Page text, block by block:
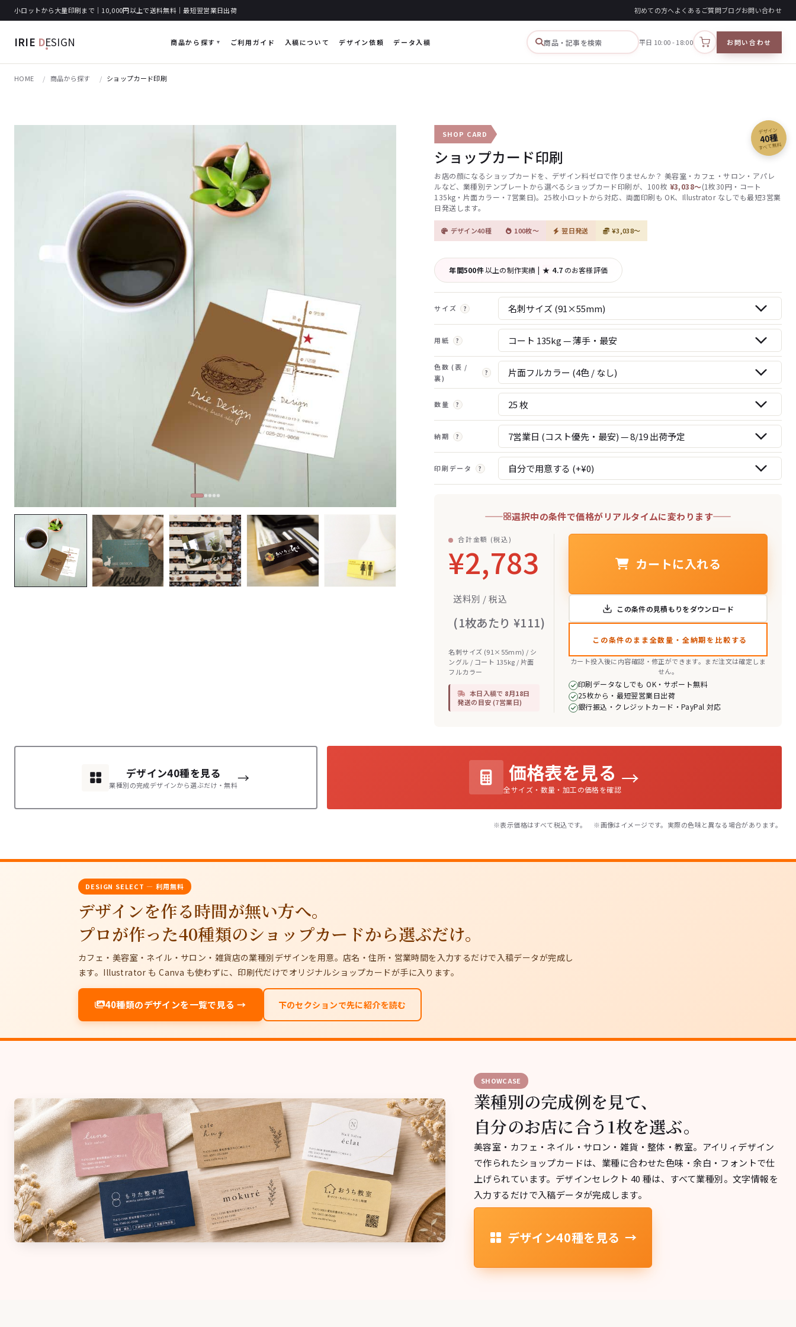
小ロットから大量印刷まで｜10,000円以上で送料無料｜最短翌営業日出荷 初めての方へよくあるご質問ブログお問い合わせ
IRIE DESIGN 商品から探す ご利用ガイド 入稿について デザイン依頼 データ入稿 商品・記事を検索 平日 10:00 - 18:00
カートを見る
お問い合わせ
HOME 商品から探す ショップカード印刷
デザイン
40種
すべて無料
SHOP CARD
ショップカード印刷
お店の顔になるショップカードを、デザイン料ゼロで作りませんか？ 美容室・カフェ・サロン・アパレ
ルなど、業種別テンプレートから選べるショップカード印刷が、100枚 ¥3,038〜(1枚30円・コート
135kg・片面カラー・7営業日)。25枚小ロットから対応、両面印刷も OK、Illustrator なしでも最短3営業
日発送します。
デザイン40種 100枚〜 翌日発送 ¥3,038〜
年間500件以上の制作実績 | ★ 4.7 のお客様評価
サイズ ?
用紙 ?
色数 (表 /
裏)
?
数量 ?
納期 ?
印刷データ ?
選択中の条件で価格がリアルタイムに変わります
合計金額 (税込)
¥2,783
送料別 / 税込
(1枚あたり ¥111)
名刺サイズ (91×55mm) / シ
ングル / コート 135kg / 片面
フルカラー
本日入稿で 8月18日
発送の目安 (7営業日)
カートに入れる
この条件の見積もりをダウンロード
この条件のまま全数量・全納期を比較する
カート投入後に内容確認・修正ができます。まだ注文は確定しま
せん。
印刷データなしでも OK・サポート無料
25枚から・最短翌営業日出荷
銀行振込・クレジットカード・PayPal 対応
デザイン40種を見る
業種別の完成デザインから選ぶだけ・無料→ 価格表を見る
全サイズ・数量・加工の価格を確認→
※表示価格はすべて税込です。 ※画像はイメージです。実際の色味と異なる場合があります。
DESIGN SELECT — 利用無料
デザインを作る時間が無い方へ。
プロが作った40種類のショップカードから選ぶだけ。
カフェ・美容室・ネイル・サロン・雑貨店の業種別デザインを用意。店名・住所・営業時間を入力するだけで入稿データが完成し
ます。Illustrator も Canva も使わずに、印刷代だけでオリジナルショップカードが手に入ります。
40種類のデザインを一覧で見る → 下のセクションで先に紹介を読む
SHOWCASE
業種別の完成例を見て、
自分のお店に合う1枚を選ぶ。
美容室・カフェ・ネイル・サロン・雑貨・整体・教室。アイリィデザイン
で作られたショップカードは、業種に合わせた色味・余白・フォントで仕
上げられています。デザインセレクト 40 種は、すべて業種別。文字情報を
入力するだけで入稿データが完成します。
デザイン40種を見る →